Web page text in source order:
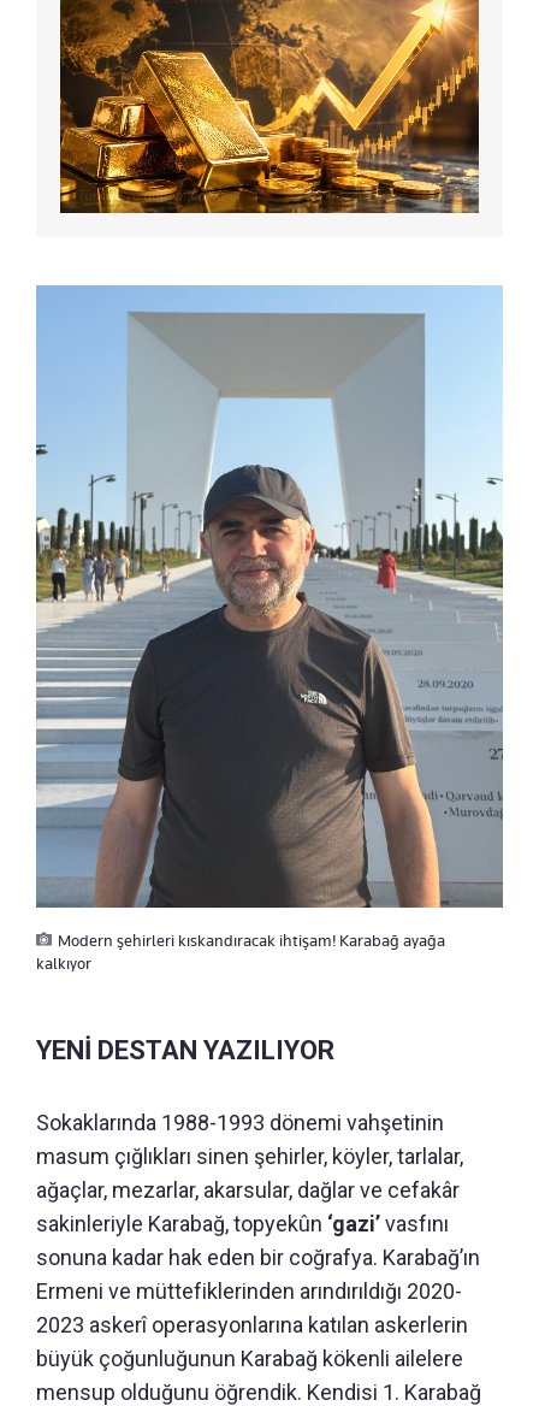
Modern şehirleri kıskandıracak ihtişam! Karabağ ayağa
kalkıyor
YENİ DESTAN YAZILIYOR
Sokaklarında 1988-1993 dönemi vahşetinin
masum çığlıkları sinen şehirler, köyler, tarlalar,
ağaçlar, mezarlar, akarsular, dağlar ve cefakâr
sakinleriyle Karabağ, topyekûn ‘gazi’vasfını
sonuna kadar hak eden bir coğrafya. Karabağ’ın
Ermeni ve müttefiklerinden arındırıldığı 2020-
2023 askerî operasyonlarına katılan askerlerin
büyük çoğunluğunun Karabağ kökenli ailelere
mensup olduğunu öğrendik. Kendisi 1. Karabağ